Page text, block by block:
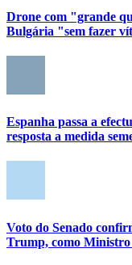
Drone com "grande
Bulgária "sem fazer
Espanha passa a
resposta a medida
Voto do Senado
Trump, como Ministro